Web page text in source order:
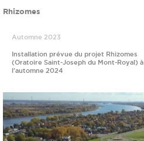
Rhizomes
Automne 2023
Installation prévue du projet Rhizomes
(Oratoire Saint-Joseph du Mont-Royal) à
l'automne 2024